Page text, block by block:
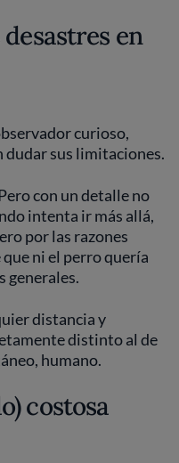
en
curioso,
dudar sus limitaciones.
con un detalle no
intenta ir más allá,
por las razones
ni el perro quería
generales.
distancia y
distinto al de
humano.
costosa